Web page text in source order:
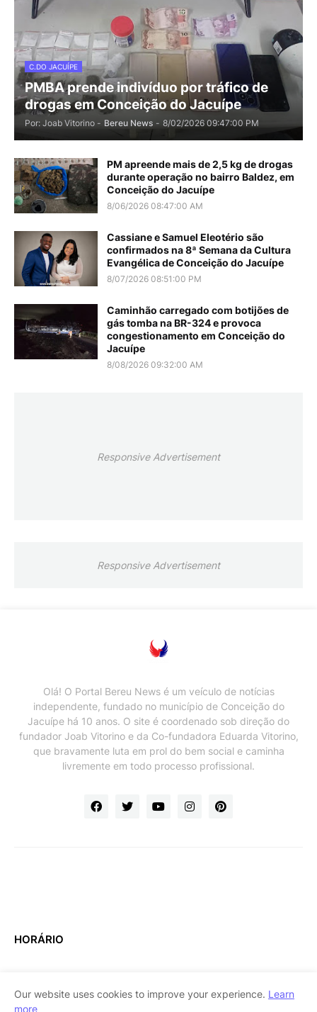
C.DO JACUÍPE
PMBA prende indivíduo por tráfico de
drogas em Conceição do Jacuípe
Por: Joab Vitorino - Bereu News - 8/02/2026 09:47:00 PM
PM apreende mais de 2,5 kg de drogas
durante operação no bairro Baldez, em
Conceição do Jacuípe
8/06/2026 08:47:00 AM
Cassiane e Samuel Eleotério são
confirmados na 8ª Semana da Cultura
Evangélica de Conceição do Jacuípe
8/07/2026 08:51:00 PM
Caminhão carregado com botijões de
gás tomba na BR-324 e provoca
congestionamento em Conceição do
Jacuípe
8/08/2026 09:32:00 AM
Responsive Advertisement
Responsive Advertisement
Olá! O Portal Bereu News é um veículo de notícias
independente, fundado no município de Conceição do
Jacuípe há 10 anos. O site é coordenado sob direção do
fundador Joab Vitorino e da Co-fundadora Eduarda Vitorino,
que bravamente luta em prol do bem social e caminha
livremente em todo processo profissional.
HORÁRIO
Our website uses cookies to improve your experience. Learn
more